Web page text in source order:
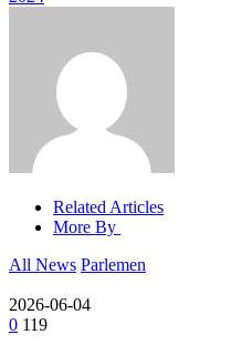
Related Articles
More By
All News Parlemen
2026-06-04
0 119